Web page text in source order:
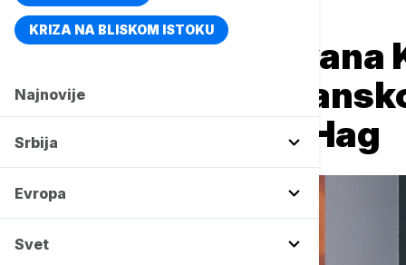
KRIZA NA BLISKOM ISTOKU
Najnovije
Srbija
Evropa
Svet
Naslovna Srbija
Odbrana Radovana
uslovima u
premeštanje u Hag